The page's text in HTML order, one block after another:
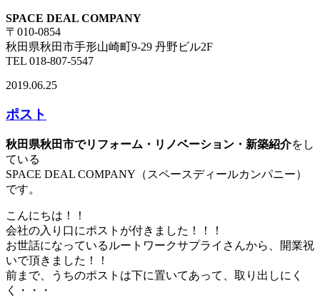
SPACE DEAL COMPANY
〒010-0854
秋田県秋田市手形山崎町9-29 丹野ビル2F
TEL 018-807-5547
2019.06.25
ポスト
秋田県秋田市でリフォーム・リノベーション・新築紹介をし
ている
SPACE DEAL COMPANY（スペースディールカンパニー）
です。
こんにちは！！
会社の入り口にポストが付きました！！！
お世話になっているルートワークサプライさんから、開業祝
いで頂きました！！
前まで、うちのポストは下に置いてあって、取り出しにく
く・・・